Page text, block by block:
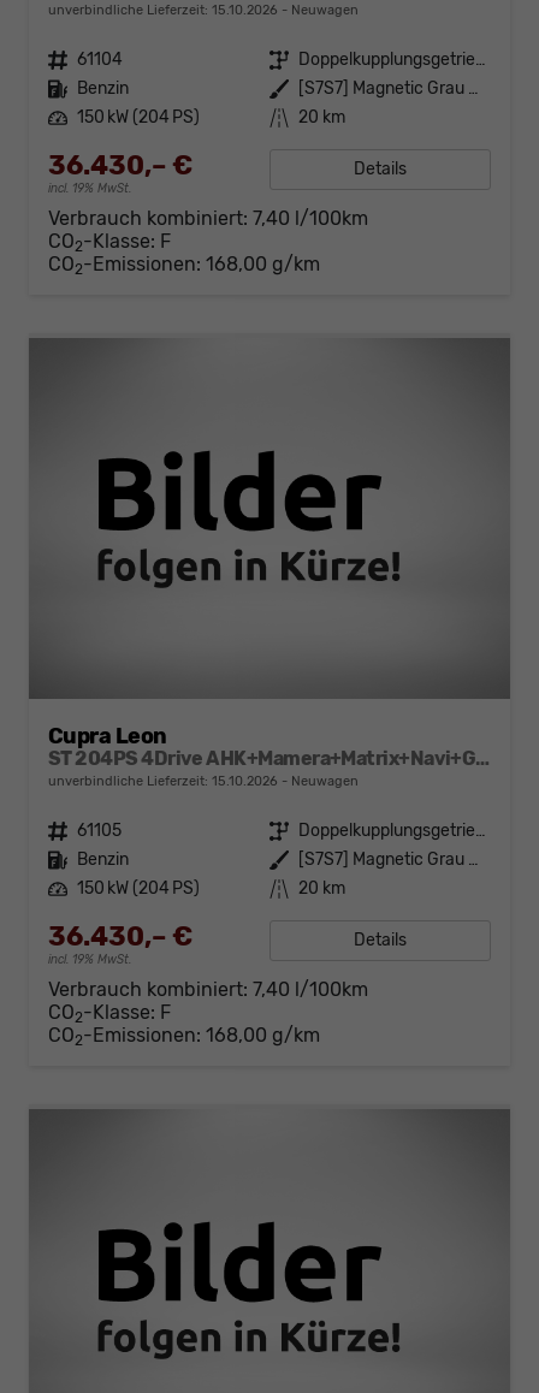
unverbindliche Lieferzeit: 15.10.2026 Neuwagen
Fahrzeugnr. 61104 Getriebe
Doppelkupplungsgetriebe (DSG)
Kraftstoff Benzin Außenfarbe
[S7S7] Magnetic Grau Metallic
Leistung 150 kW (204 PS) Kilometerstand 20 km
36.430,– €
incl. 19% MwSt.
Details
Verbrauch kombiniert: 7,40 l/100km
CO2-Klasse: F
CO2-Emissionen: 168,00 g/km
Cupra Leon
ST 204PS 4Drive AHK+Mamera+Matrix+Navi+GV4+Kessy+Parklenk+Alarm
unverbindliche Lieferzeit: 15.10.2026 Neuwagen
Fahrzeugnr. 61105 Getriebe
Doppelkupplungsgetriebe (DSG)
Kraftstoff Benzin Außenfarbe
[S7S7] Magnetic Grau Metallic
Leistung 150 kW (204 PS) Kilometerstand 20 km
36.430,– €
incl. 19% MwSt.
Details
Verbrauch kombiniert: 7,40 l/100km
CO2-Klasse: F
CO2-Emissionen: 168,00 g/km